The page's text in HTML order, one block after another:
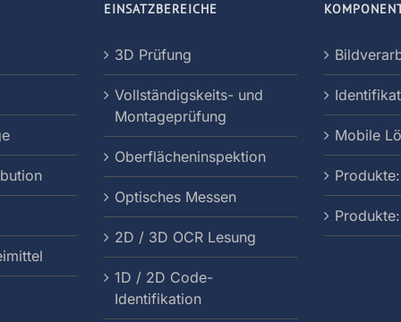
EINSATZBEREICHE
3D Prüfung
Vollständigskeits- und
Montageprüfung
Oberflächeninspektion
Optisches Messen
2D / 3D OCR Lesung
1D / 2D Code-
Identifikation
Mobile